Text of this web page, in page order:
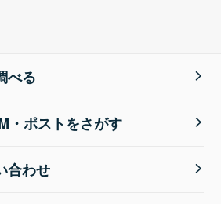
べる
・ポストをさがす
合わせ